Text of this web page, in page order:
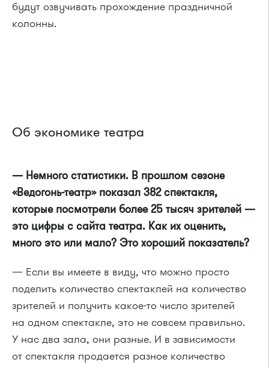
будут озвучивать прохождение праздничной
колонны.
Об экономике театра
— Немного статистики. В прошлом сезоне
«Ведогонь-театр» показал 382 спектакля,
которые посмотрели более 25 тысяч зрителей —
это цифры с сайта театра. Как их оценить,
много это или мало? Это хороший показатель?
— Если вы имеете в виду, что можно просто
поделить количество спектаклей на количество
зрителей и получить какое-то число зрителей
на одном спектакле, это не совсем правильно.
У нас два зала, они разные. И в зависимости
от спектакля продается разное количество